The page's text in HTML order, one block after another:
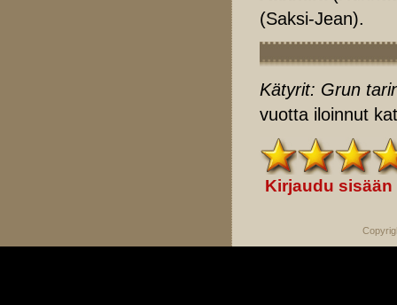
(Saksi-Jean).
Kätyrit: Grun
vuotta iloinnut
Kirjaudu sisään